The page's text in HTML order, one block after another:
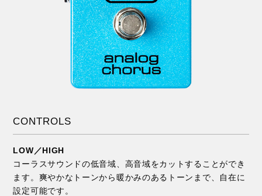
CONTROLS
LOW／HIGH
コーラスサウンドの低音域、高音域をカットすることができ
ます。爽やかなトーンから暖かみのあるトーンまで、自在に
設定可能です。